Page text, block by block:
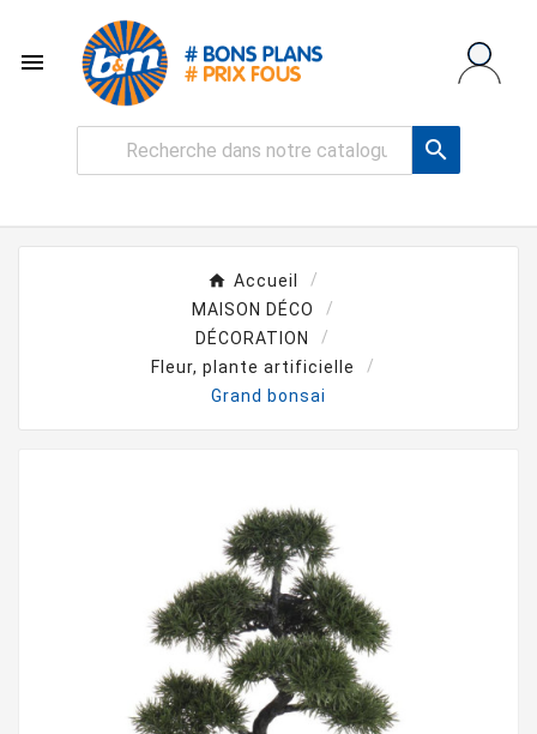


Accueil
MAISON DÉCO
DÉCORATION
Fleur, plante artificielle
Grand bonsai